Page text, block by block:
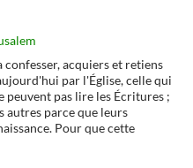
acquiers et retiens
par l'Église, celle qui
peuvent pas lire les Écritures ;
autres parce que leurs
Pour que cette